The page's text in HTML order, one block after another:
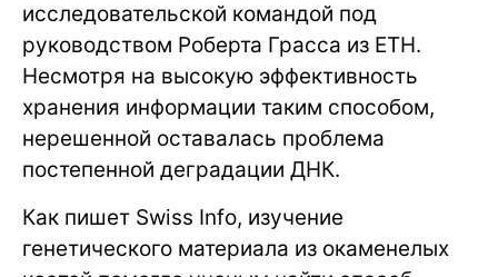
исследовательской командой под
руководством Роберта Грасса из ETH.
Несмотря на высокую эффективность
хранения информации таким способом,
нерешенной оставалась проблема
постепенной деградации ДНК.
Как пишет Swiss Info, изучение
генетического материала из окаменелых